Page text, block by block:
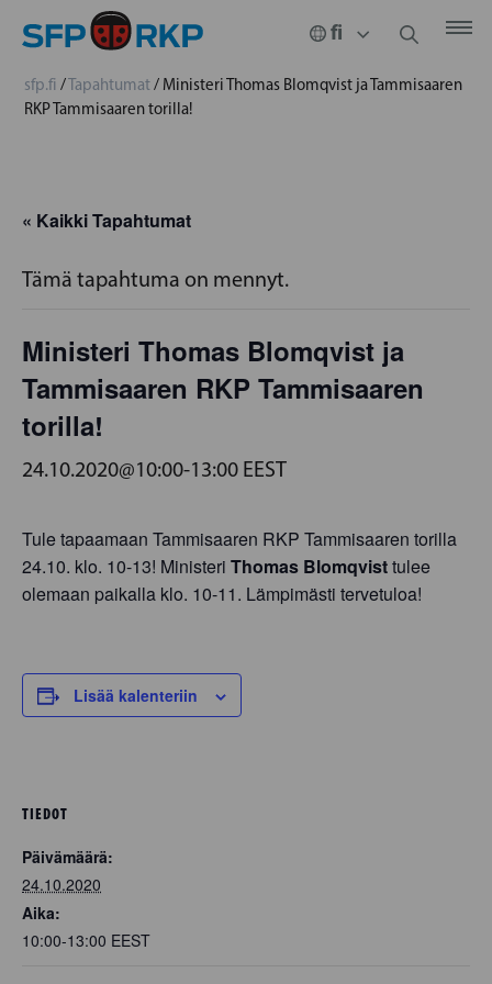
sfp.fi /Tapahtumat/ Ministeri Thomas Blomqvist ja Tammisaaren
RKP Tammisaaren torilla!
« Kaikki Tapahtumat
Tämä tapahtuma on mennyt.
Ministeri Thomas Blomqvist ja
Tammisaaren RKP Tammisaaren
torilla!
24.10.2020@10:00-13:00 EEST
Tule tapaamaan Tammisaaren RKP Tammisaaren torilla
24.10. klo. 10-13! Ministeri Thomas Blomqvisttulee
olemaan paikalla klo. 10-11. Lämpimästi tervetuloa!
Lisää kalenteriin
TIEDOT
Päivämäärä:
24.10.2020
Aika:
10:00-13:00 EEST